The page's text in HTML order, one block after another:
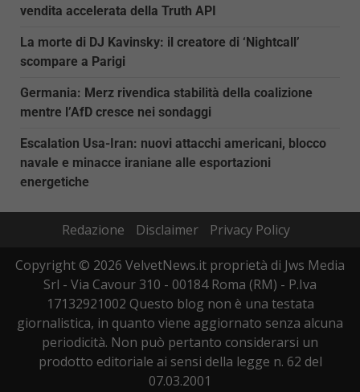
vendita accelerata della Truth API
La morte di DJ Kavinsky: il creatore di ‘Nightcall’
scompare a Parigi
Germania: Merz rivendica stabilità della coalizione
mentre l’AfD cresce nei sondaggi
Escalation Usa-Iran: nuovi attacchi americani, blocco
navale e minacce iraniane alle esportazioni
energetiche
Redazione Disclaimer
Privacy Policy
Copyright © 2026 VelvetNews.it proprietà di Jws Media
Srl - Via Cavour 310 - 00184 Roma (RM) - P.Iva
17132921002 Questo blog non è una testata
giornalistica, in quanto viene aggiornato senza alcuna
periodicità. Non può pertanto considerarsi un
prodotto editoriale ai sensi della legge n. 62 del
07.03.2001